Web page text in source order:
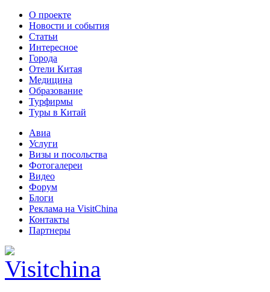
О проекте
Новости и события
Статьи
Интересное
Города
Отели Китая
Медицина
Образование
Турфирмы
Туры в Китай
Авиа
Услуги
Визы и посольства
Фотогалереи
Видео
Форум
Блоги
Реклама на VisitChina
Контакты
Партнеры